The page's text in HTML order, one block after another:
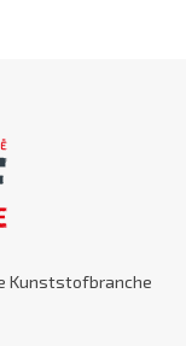
Kunststofbranche